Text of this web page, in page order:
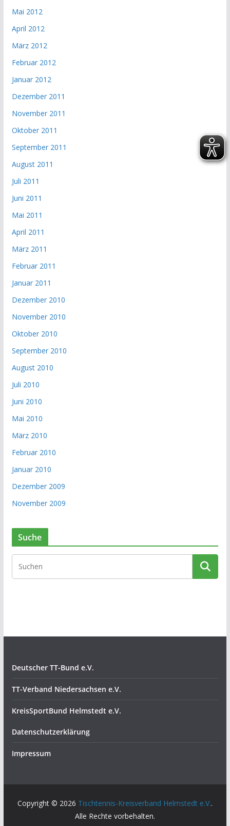
Mai 2012
April 2012
März 2012
Februar 2012
Januar 2012
Dezember 2011
November 2011
Oktober 2011
September 2011
August 2011
Juli 2011
Juni 2011
Mai 2011
April 2011
März 2011
Februar 2011
Januar 2011
Dezember 2010
November 2010
Oktober 2010
September 2010
August 2010
Juli 2010
Juni 2010
Mai 2010
März 2010
Februar 2010
Januar 2010
Dezember 2009
November 2009
Suche
Deutscher TT-Bund e.V.
TT-Verband Niedersachsen e.V.
KreisSportBund Helmstedt e.V.
Datenschutzerklärung
Impressum
Copyright © 2026 Tischtennis-Kreisverband Helmstedt e.V..
Alle Rechte vorbehalten.